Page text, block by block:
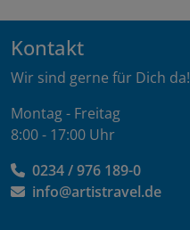
Kontakt
Wir sind gerne für Dich da!
Montag - Freitag
8:00 - 17:00 Uhr
0234 / 976 189-0
info@artistravel.de